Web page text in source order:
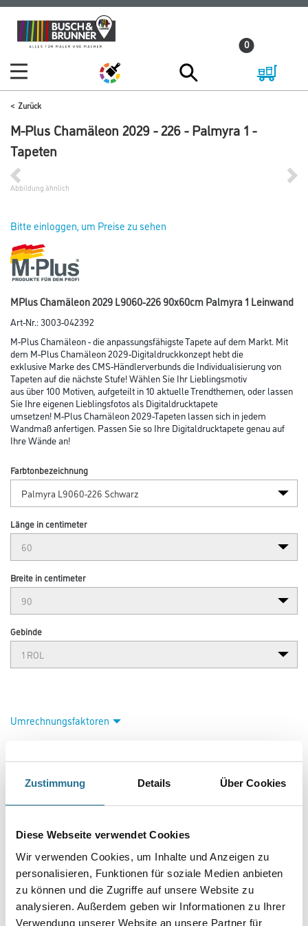
Zustimmung Details Über Cookies
Diese Webseite verwendet Cookies
Wir verwenden Cookies, um Inhalte und Anzeigen zu
personalisieren, Funktionen für soziale Medien anbieten
zu können und die Zugriffe auf unsere Website zu
analysieren. Außerdem geben wir Informationen zu Ihrer
Verwendung unserer Website an unsere Partner für
Zum
Inhalt
Zum
Navigationsmenü
0
Zurück
M-Plus Chamäleon 2029 - 226 - Palmyra 1 -
Tapeten
Abbildung ähnlich
Bitte einloggen, um Preise zu sehen
MPlus Chamäleon 2029 L9060-226 90x60cm Palmyra 1 Leinwand
Art-Nr.:3003-042392
M-Plus Chamäleon - die anpassungsfähigste Tapete auf dem Markt. Mit
dem M-Plus Chamäleon 2029-Digitaldruckkonzept hebt die
exklusive Marke des CMS-Händlerverbunds die Individualisierung von
Tapeten auf die nächste Stufe! Wählen Sie Ihr Lieblingsmotiv
aus über 100 Motiven, aufgeteilt in 10 aktuelle Trendthemen, oder lassen
Sie Ihre eigenen Lieblingsfotos als Digitaldrucktapete
umsetzen! M-Plus Chamäleon 2029-Tapeten lassen sich in jedem
Wandmaß anfertigen. Passen Sie so Ihre Digitaldrucktapete genau auf
Ihre Wände an!
Farbtonbezeichnung
Länge in centimeter
Breite in centimeter
Gebinde
Umrechnungsfaktoren
PRODUKTEIGENSCHAFTEN
Produkteigenschaft